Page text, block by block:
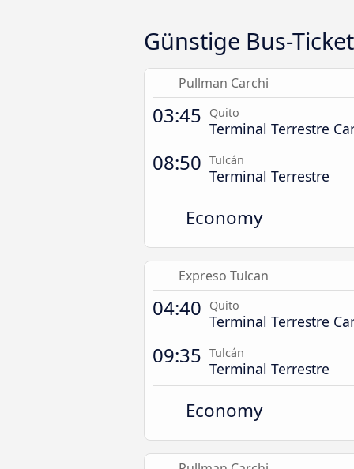
Günstige Bus-
Pullman Carchi
03:45 Quito
Terminal Terrestre
08:50 Tulcán
Terminal Terrestre
Economy
Expreso Tulcan
04:40 Quito
Terminal Terrestre
09:35 Tulcán
Terminal Terrestre
Economy